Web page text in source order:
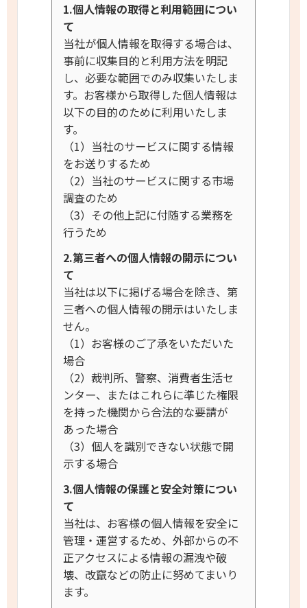
1.個人情報の取得と利用範囲につい
て
当社が個人情報を取得する場合は、
事前に収集目的と利用方法を明記
し、必要な範囲でのみ収集いたしま
す。お客様から取得した個人情報は
以下の目的のために利用いたしま
す。
（1）当社のサービスに関する情報
をお送りするため
（2）当社のサービスに関する市場
調査のため
（3）その他上記に付随する業務を
行うため
2.第三者への個人情報の開示につい
て
当社は以下に掲げる場合を除き、第
三者への個人情報の開示はいたしま
せん。
（1）お客様のご了承をいただいた
場合
（2）裁判所、警察、消費者生活セ
ンター、またはこれらに準じた権限
を持った機関から合法的な要請が
あった場合
（3）個人を識別できない状態で開
示する場合
3.個人情報の保護と安全対策につい
て
当社は、お客様の個人情報を安全に
管理・運営するため、外部からの不
正アクセスによる情報の漏洩や破
壊、改竄などの防止に努めてまいり
ます。